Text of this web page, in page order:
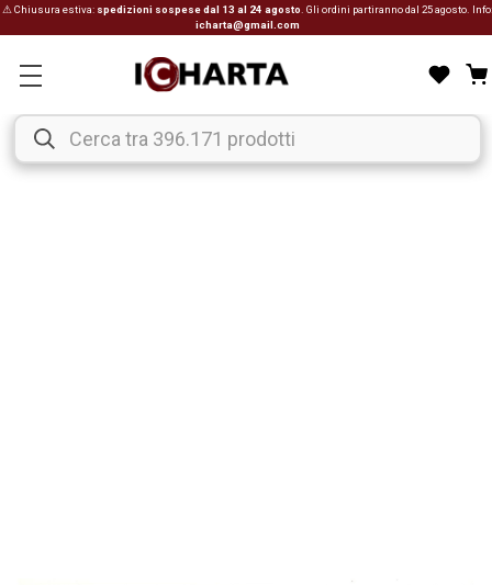
⚠ Chiusura estiva: spedizioni sospese dal 13 al 24 agosto . Gli ordini partiranno dal 25 agosto. Info:
icharta@gmail.com